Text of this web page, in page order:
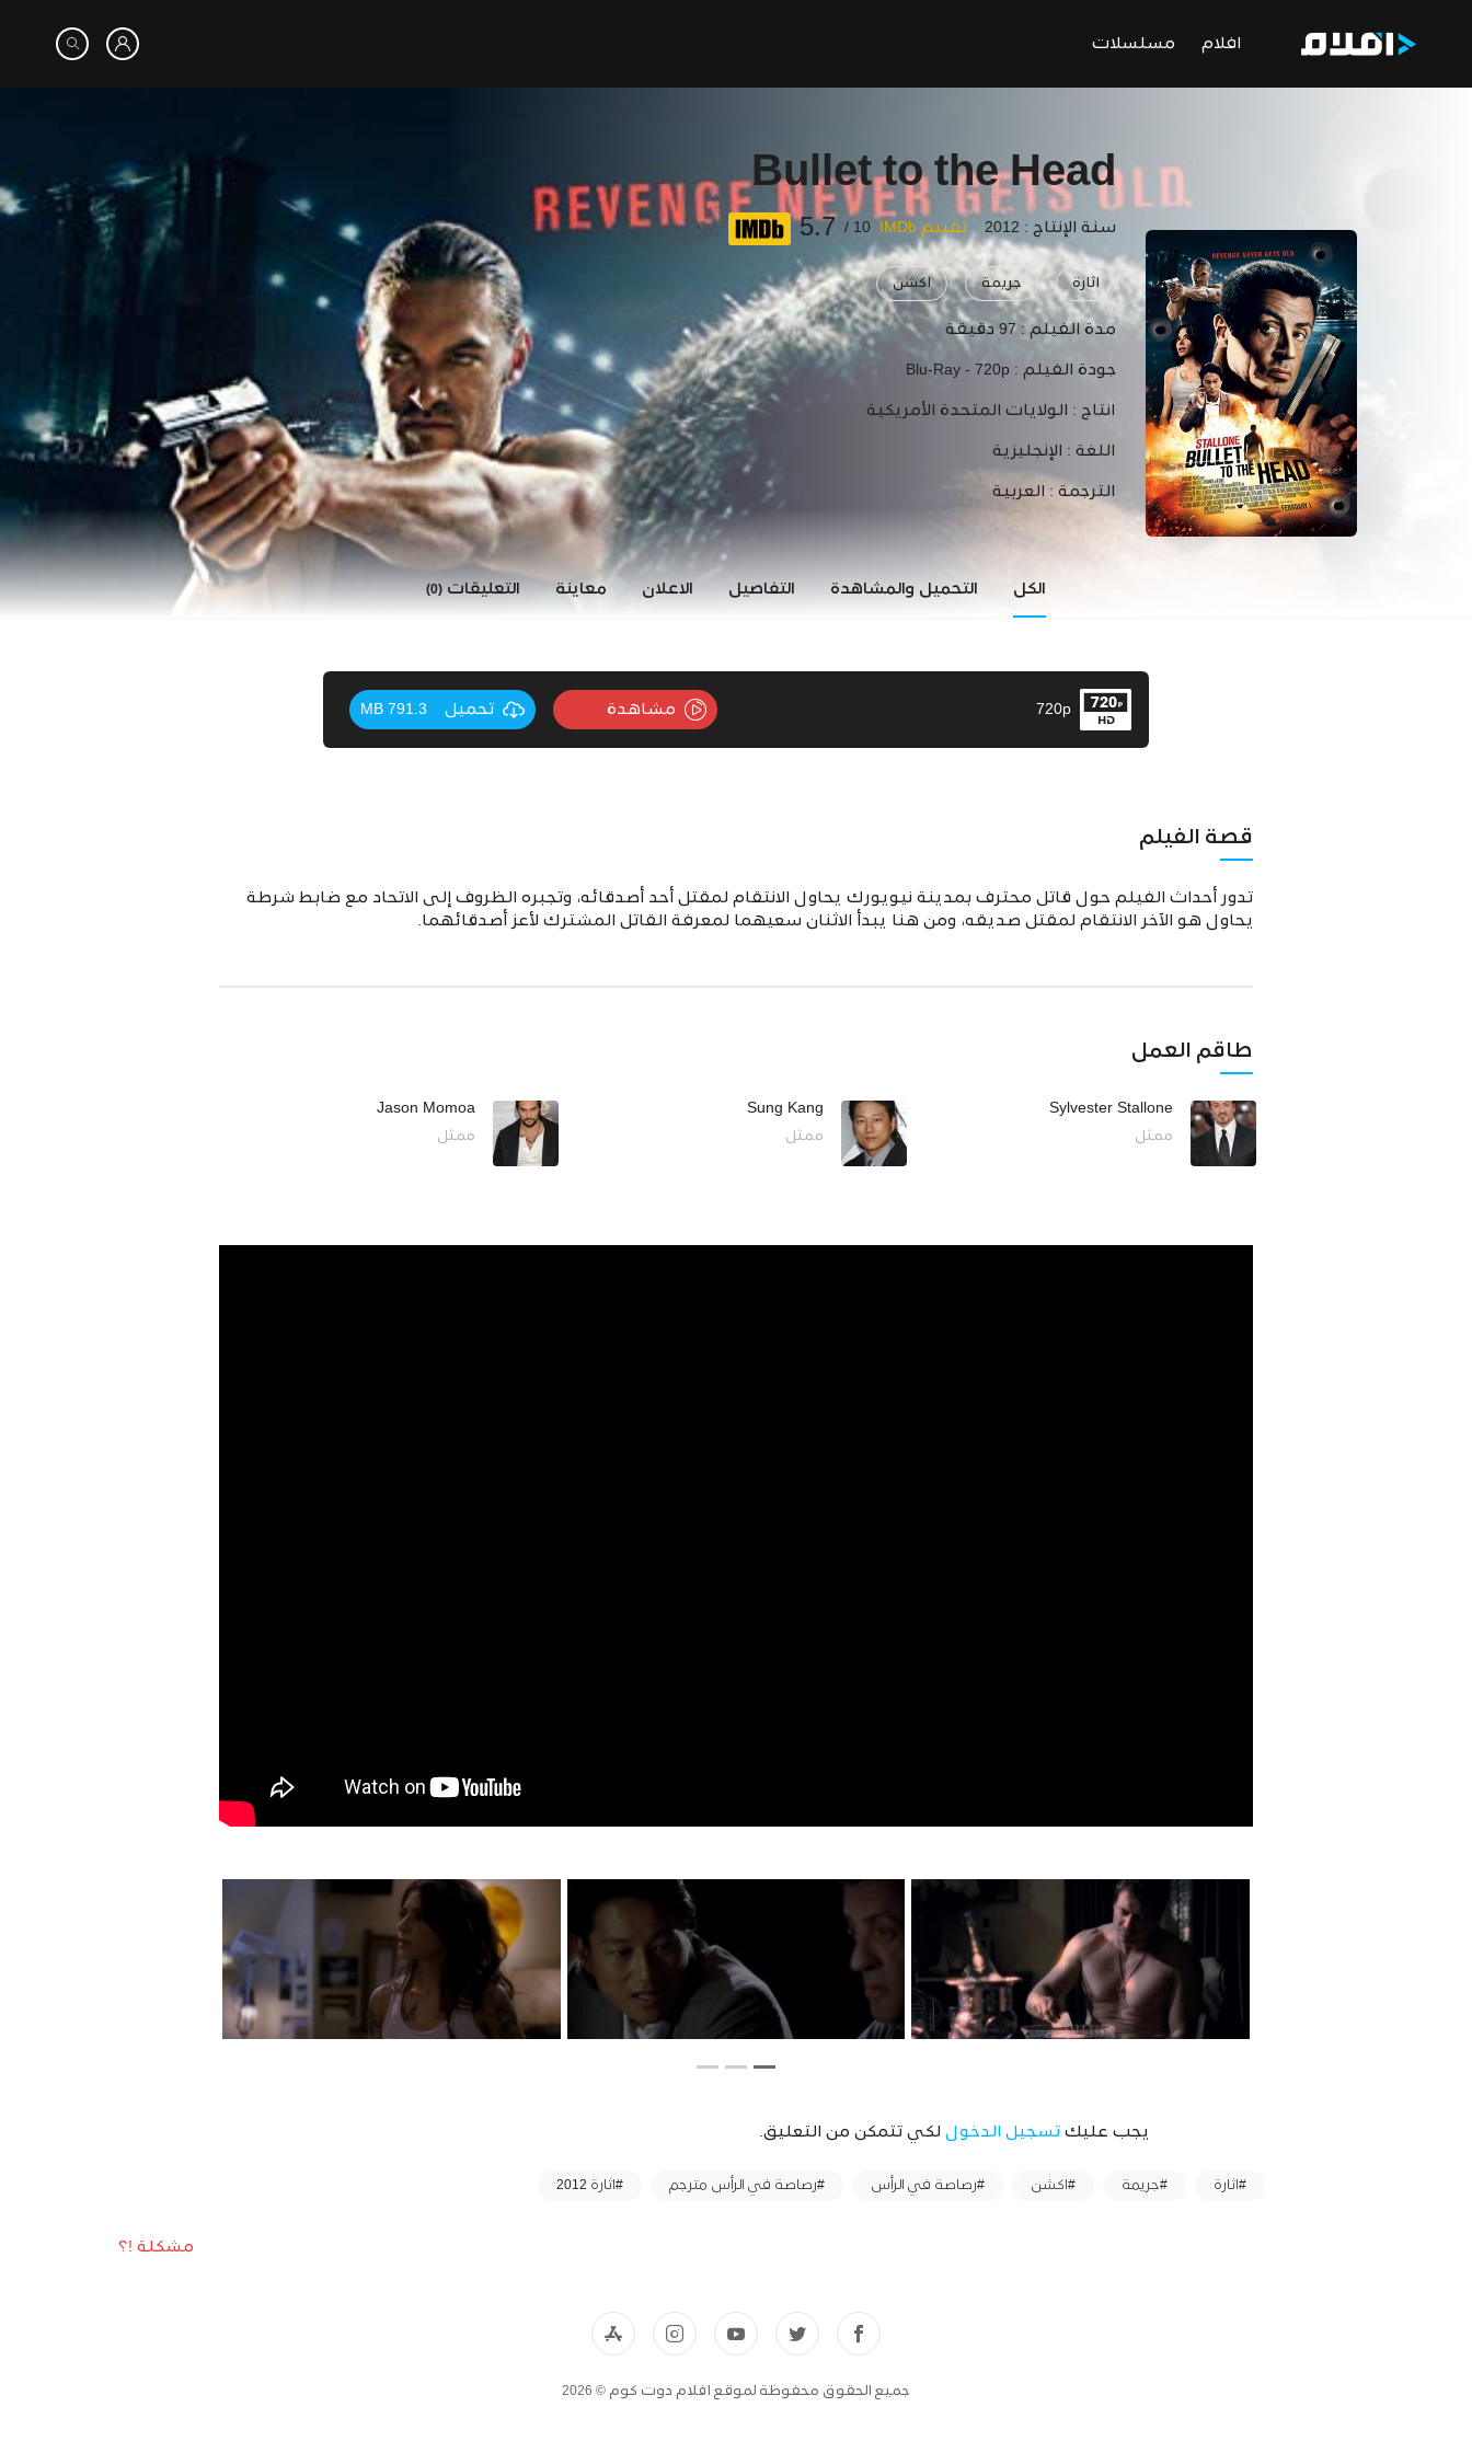
افلام مسلسلات
Bullet to the Head
سنة الإنتاج : 2012 تقييم IMDb 10 /
5.7
اثارة جريمة اكشن
مدة الفيلم :97 دقيقة
جودة الفيلم : Blu-Ray - 720p
انتاج : الولايات المتحدة الأمريكية
اللغة : الإنجليزية
الترجمة : العربية
الكل التحميل والمشاهدة التفاصيل الاعلان معاينة التعليقات (0)
720p مشاهدة تحميل 791.3 MB
قصة الفيلم
تدور أحداث الفيلم حول قاتل محترف بمدينة نيويورك يحاول الانتقام لمقتل أحد أصدقائه، وتجبره الظروف إلى الاتحاد مع ضابط شرطة
يحاول هو الآخر الانتقام لمقتل صديقه، ومن هنا يبدأ الاثنان سعيهما لمعرفة القاتل المشترك لأعز أصدقائهما.
طاقم العمل
Sylvester Stallone
ممثل
Sung Kang
ممثل
Jason Momoa
ممثل
يجب عليك تسجيل الدخول لكي تتمكن من التعليق.
#اثارة #جريمة #اكشن #رصاصة في الرأس #رصاصة في الرأس مترجم #اثارة 2012
مشكلة !؟
جميع الحقوق محفوظة لموقع افلام دوت كوم © 2026